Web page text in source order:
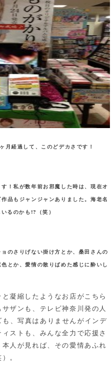
月経過して、このどデカさです！
！私が数年前お邪魔した時は、現在オ
品もジャンジャンありました。海老名
るのかも!?（笑）
のさりげない掛け方とか、桑田さんの
とか、愛情の散りばめた感じに酔いし
凝縮したようなお店がこちら
ザンも、テレビ神奈川発の人
、写真はありませんがインデ
ストも、みんな全力で応援さ
人が見れば、その愛情あふれ
。